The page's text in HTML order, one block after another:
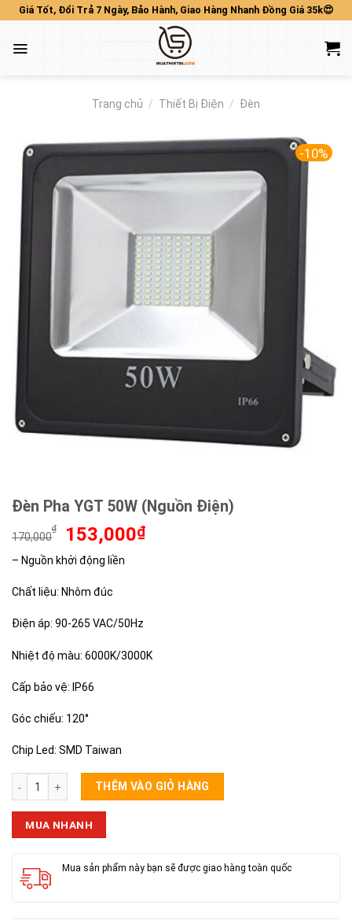
Skip
content
Giá Tốt, Đổi Trả 7 Ngày, Bảo Hành, Giao Hàng Nhanh Đồng Giá 35k😍
Trang chủ / Thiết Bị Điện / Đèn
-10%
Đèn Pha YGT 50W (Nguồn Điện)
170,000
₫
Giá
là:
153,000₫Giá
– Nguồn khởi động liền
Chất liệu: Nhôm đúc
Điện áp: 90-265 VAC/50Hz
Nhiệt độ màu: 6000K/3000K
Cấp bảo vệ: IP66
Góc chiếu: 120°
Chip Led: SMD Taiwan
Đèn Pha YGT 50W (Nguồn Điện) số lượng
THÊM VÀO GIỎ HÀNG
MUA NHANH
Mua sản phẩm này bạn sẽ được giao hàng toàn quốc